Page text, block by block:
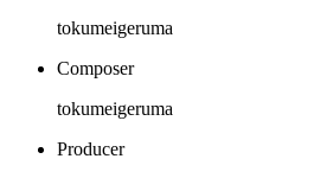
tokumeigeruma
Composer
tokumeigeruma
Producer